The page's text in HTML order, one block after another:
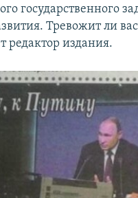
государственного
Тревожит ли
редактор издания.